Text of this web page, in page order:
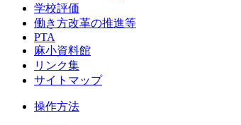
学校評価
働き方改革の推進等
PTA
麻小資料館
リンク集
サイトマップ
操作方法